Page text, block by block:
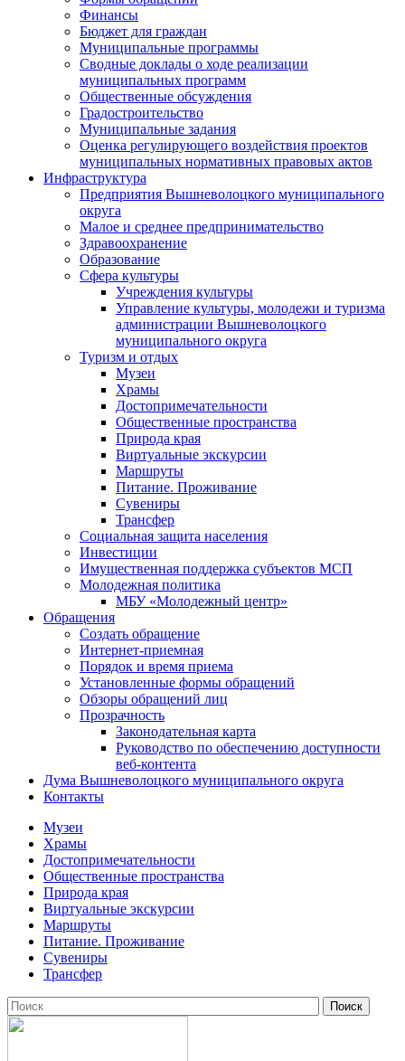
Финансы
Бюджет для граждан
Муниципальные программы
Сводные доклады о ходе реализации
муниципальных программ
Общественные обсуждения
Градостроительство
Муниципальные задания
Оценка регулирующего воздействия проектов
муниципальных нормативных правовых актов
Инфраструктура
Предприятия Вышневолоцкого муниципального
округа
Малое и среднее предпринимательство
Здравоохранение
Образование
Сфера культуры
Учреждения культуры
Управление культуры, молодежи и туризма
администрации Вышневолоцкого
муниципального округа
Туризм и отдых
Музеи
Храмы
Достопримечательности
Общественные пространства
Природа края
Виртуальные экскурсии
Маршруты
Питание. Проживание
Сувениры
Трансфер
Социальная защита населения
Инвестиции
Имущественная поддержка субъектов МСП
Молодежная политика
МБУ «Молодежный центр»
Обращения
Создать обращение
Интернет-приемная
Порядок и время приема
Установленные формы обращений
Обзоры обращений лиц
Прозрачность
Законодательная карта
Руководство по обеспечению доступности
веб-контента
Дума Вышневолоцкого муниципального округа
Контакты
Музеи
Храмы
Достопримечательности
Общественные пространства
Природа края
Виртуальные экскурсии
Маршруты
Питание. Проживание
Сувениры
Трансфер